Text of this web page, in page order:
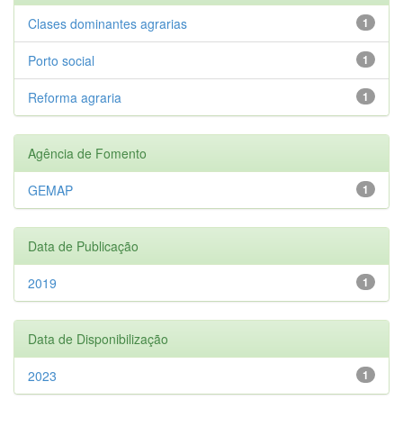
1
Clases dominantes agrarias
1
Porto social
1
Reforma agraria
Agência de Fomento
1
GEMAP
Data de Publicação
1
2019
Data de Disponibilização
1
2023